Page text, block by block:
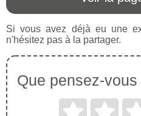
Si vous avez déjà eu une
n'hésitez pas à la partager.
Que pensez-